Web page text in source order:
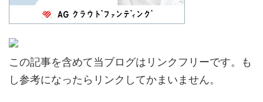
この記事を含めて当ブログはリンクフリーです。も
し参考になったらリンクしてかまいません。